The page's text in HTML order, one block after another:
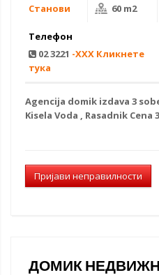
Станови
60 m2
Телефон
02 3221 -XXX Кликнете
тука
Agencija domik izdava 3
Kisela Voda , Rasadnik Cena
Пријави неправилности
ДОМИК